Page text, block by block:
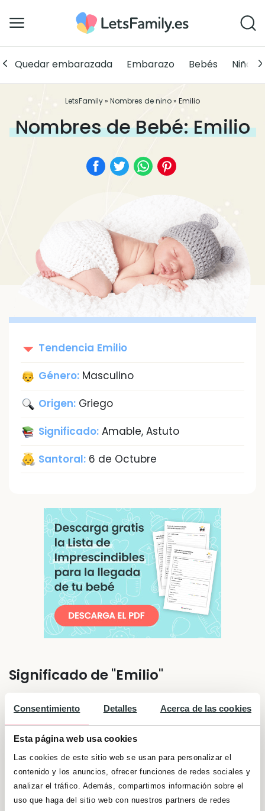
Consentimiento Detalles Acerca de las cookies
Esta página web usa cookies
Las cookies de este sitio web se usan para personalizar el
contenido y los anuncios, ofrecer funciones de redes sociales y
analizar el tráfico. Además, compartimos información sobre el
uso que haga del sitio web con nuestros partners de redes
Quedar embarazada Embarazo Bebés Niños
LetsFamily» Nombres de nino» Emilio
Nombres de Bebé: Emilio
Tendencia Emilio
Género: Masculino
Origen: Griego
Significado: Amable, Astuto
Santoral: 6 de Octubre
Significado de "Emilio"
vueltas a la cabeza hasta que consiguen ver
las cosas desde varios puntos de vista.
Aunque son algo reservados, también son
sociables y de trato agradable. Les gusta
aprender.